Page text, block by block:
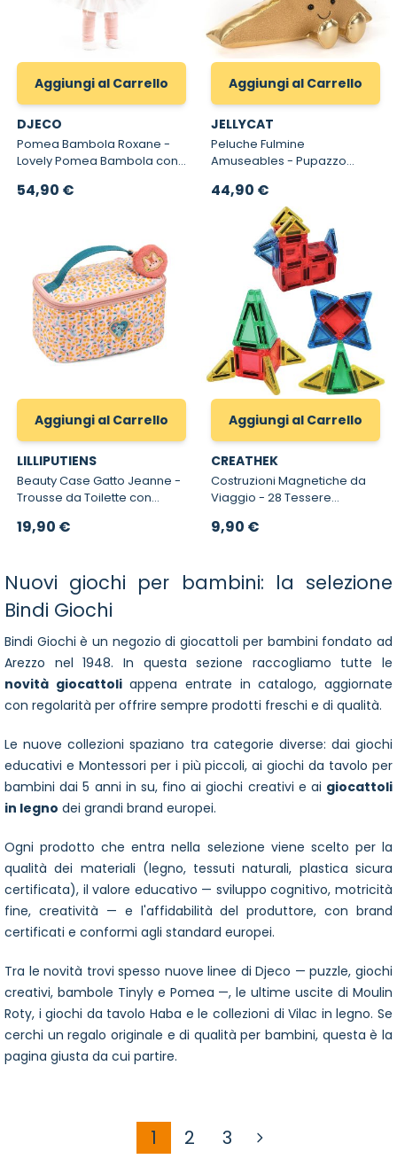
Aggiungi al Carrello
DJECO
Pomea Bambola Roxane -
Lovely Pomea Bambola con
54,90 €
Aggiungi al Carrello
JELLYCAT
Peluche Fulmine
Amuseables - Pupazzo
Lightning Bolt
44,90 €
Aggiungi al Carrello
LILLIPUTIENS
Beauty Case Gatto Jeanne -
Trousse da Toilette con
19,90 €
Aggiungi al Carrello
CREATHEK
Costruzioni Magnetiche da
Viaggio - 28 Tessere
Auto e Aereo
9,90 €
Nuovi giochi per bambini: la selezione
Bindi Giochi
Bindi Giochi è un negozio di giocattoli per bambini fondato ad
Arezzo nel 1948. In questa sezione raccogliamo tutte le
novità giocattoliappena entrate in catalogo, aggiornate
con regolarità per offrire sempre prodotti freschi e di qualità.
Le nuove collezioni spaziano tra categorie diverse: dai giochi
educativi e Montessori per i più piccoli, aigiochi da tavolo per
bambini dai 5 anni in su, fino aigiochi creativi e ai giocattoli
in legno dei grandi brand europei.
Ogni prodotto che entra nella selezione viene scelto per la
qualità dei materiali (legno, tessuti naturali, plastica sicura
certificata), il valore educativo — sviluppo cognitivo, motricità
fine, creatività — e l'affidabilità del produttore, con brand
certificati e conformi agli standard europei.
Tra le novità trovi spesso nuove linee diDjeco — puzzle, giochi
creativi, bambole Tinyly e Pomea —, le ultime uscite di Moulin
Roty, i giochi da tavoloHaba e le collezioni diVilac in legno. Se
cerchi un regalo originale e di qualità per bambini, questa è la
pagina giusta da cui partire.
Attualmente stai
1 Pagina
2 Pagina
3